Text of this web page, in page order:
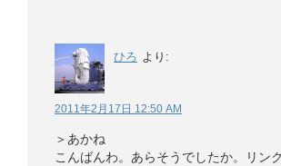
ひろ より:
2011年2月17日 12:50 AM
＞あかね
こんばんわ。あらそうでしたか。リン